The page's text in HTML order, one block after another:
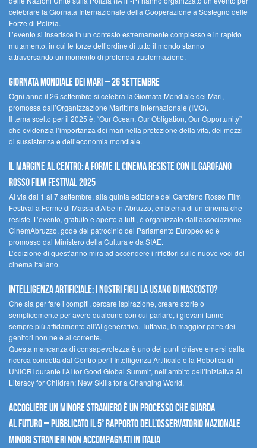
celebrare la Giornata Internazionale della Cooperazione a Sostegno delle
Forze di Polizia.
L’evento si inserisce in un contesto estremamente complesso e in rapido
mutamento, in cui le forze dell’ordine di tutto il mondo stanno
attraversando un momento di profonda trasformazione.
Giornata Mondiale dei Mari – 26 settembre
Ogni anno il 26 settembre si celebra la Giornata Mondiale dei Mari,
promossa dall’Organizzazione Marittima Internazionale (IMO).
Il tema scelto per il 2025 è: “Our Ocean, Our Obligation, Our Opportunity”
che evidenzia l’importanza dei mari nella protezione della vita, dei mezzi
di sussistenza e dell’economia mondiale.
Il margine al centro: a Forme il cinema resiste con il Garofano
Rosso Film Festival 2025
Al via dal 1 al 7 settembre, alla quinta edizione del Garofano Rosso Film
Festival a Forme di Massa d’Albe in Abruzzo, emblema di un cinema che
resiste. L’evento, gratuito e aperto a tutti, è organizzato dall’associazione
CinemAbruzzo, gode del patrocinio del Parlamento Europeo ed è
promosso dal Ministero della Cultura e da SIAE.
L’edizione di quest’anno mira ad accendere i riflettori sulle nuove voci del
cinema italiano.
Intelligenza artificiale: i nostri figli la usano di nascosto?
Che sia per fare i compiti, cercare ispirazione, creare storie o
semplicemente per avere qualcuno con cui parlare, i giovani fanno
sempre più affidamento all’AI generativa. Tuttavia, la maggior parte dei
genitori non ne è al corrente.
Questa mancanza di consapevolezza è uno dei punti chiave emersi dalla
ricerca condotta dal Centro per l’Intelligenza Artificale e la Robotica di
UNICRI durante l’AI for Good Global Summit, nell’ambito dell’iniziativa AI
Literacy for Children: New Skills for a Changing World.
Accogliere un minore straniero è un processo che guarda
al futuro – Pubblicato il 5° rapporto dell’Osservatorio Nazionale
Minori Stranieri Non Accompagnati in Italia